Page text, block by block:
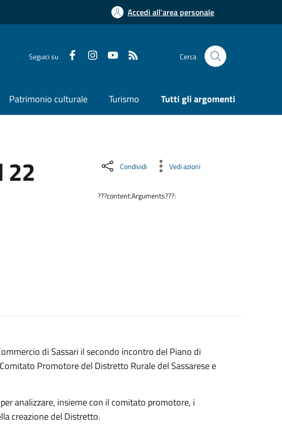
Accedi all'area personale
Seguici su Cerca
Patrimonio culturale Turismo Tutti gli argomenti
22 Condividi Vedi azioni
???content.Arguments???:
di Sassari il secondo incontro del Piano di
Promotore del Distretto Rurale del Sassarese e
analizzare, insieme con il comitato promotore, i
creazione del Distretto.